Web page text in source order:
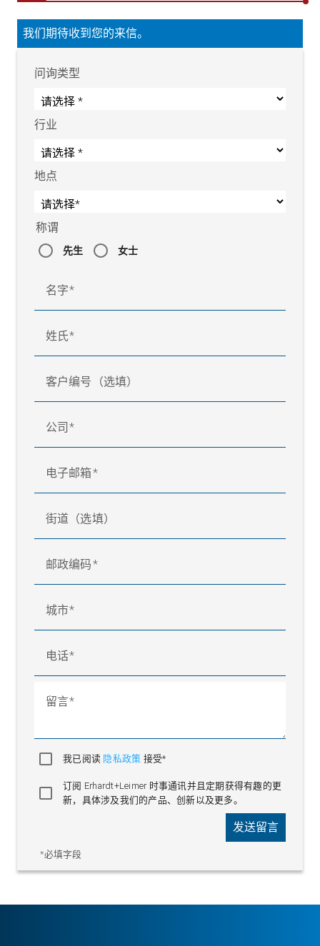
我们期待收到您的来信。
问询类型
行业
地点
称谓
先生 女士
名字
姓氏
客户编号（选填）
公司
电子邮箱
街道（选填）
邮政编码
城市
电话
留言
我已阅读 隐私政策 接受*
订阅 Erhardt+Leimer 时事通讯并且定期获得有趣的更
新，具体涉及我们的产品、创新以及更多。
*必填字段
发送留言